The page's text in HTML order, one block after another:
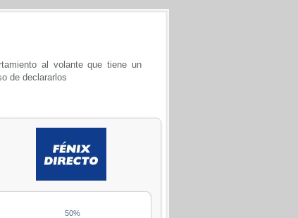
al volante que tiene un
de declararlos
50%